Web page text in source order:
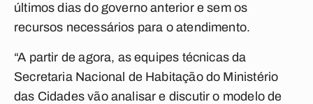
últimos dias do governo anterior e sem os
recursos necessários para o atendimento.
“A partir de agora, as equipes técnicas da
Secretaria Nacional de Habitação do Ministério
das Cidades vão analisar e discutir o modelo de